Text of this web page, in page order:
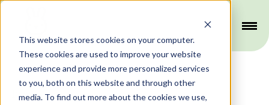
This website stores cookies on your computer.
These cookies are used to improve your website
experience and provide more personalized services
to you, both on this website and through other
media. To find out more about the cookies we use,
Igiene